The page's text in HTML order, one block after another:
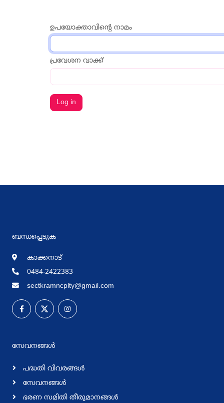
ഉപയോക്താവിന്റെ നാമം
പ്രവേശന വാക്ക്
ബന്ധപ്പെടുക
കാക്കനാട്
0484-2422383
sectkramncplty@gmail.com
സേവനങ്ങള്‍
പദ്ധതി വിവരങ്ങള്‍
സേവനങ്ങള്‍
ഭരണ സമിതി തീരുമാനങ്ങള്‍